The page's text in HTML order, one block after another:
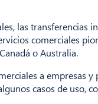
las transferencias
comerciales
o Australia.
a empresas
casos de uso,